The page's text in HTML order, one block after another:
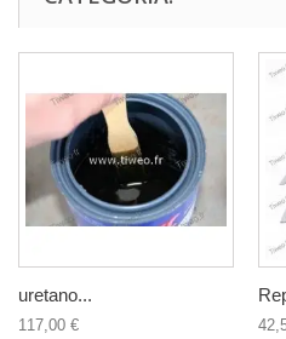
uretano...
117,00 €